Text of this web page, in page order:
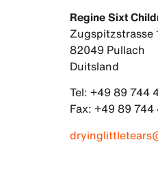
Regine Sixt
Zugspitzstrasse
82049 Pullach
Duitsland
Tel: +49 89 744
Fax: +49 89 744